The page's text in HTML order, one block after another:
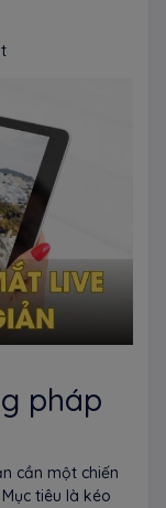
pháp
cần một chiến
tiêu là kéo